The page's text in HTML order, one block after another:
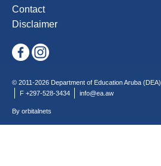
Contact
Disclaimer
© 2011-2026 Department of Education Aruba (DEA)
F +297-528-3434
info@ea.aw
By orbitalnets